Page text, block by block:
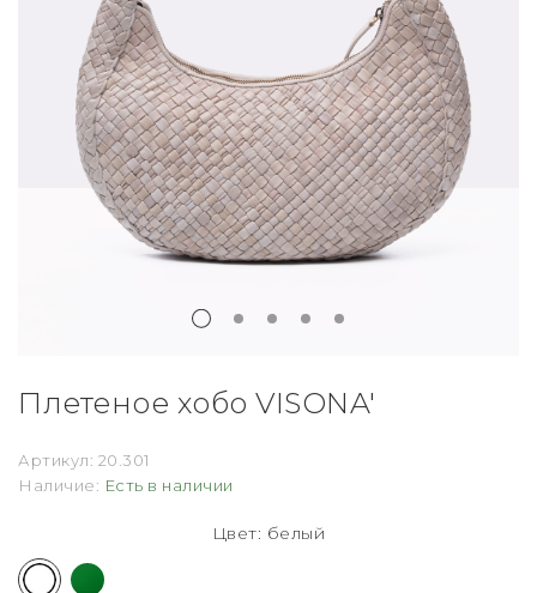
Плетеное хобо VISONA'
Артикул: 20.301
Наличие: Есть в наличии
Цвет: белый